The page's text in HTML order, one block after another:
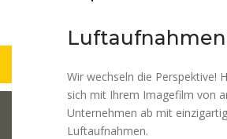
Luftaufnahmen
Wir wechseln die Perspektive!
sich mit Ihrem Imagefilm von
Unternehmen ab mit
Luftaufnahmen.